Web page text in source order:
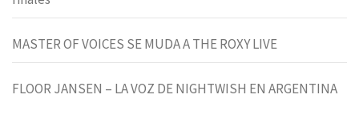
MASTER OF VOICES SE MUDA A THE ROXY LIVE
FLOOR JANSEN – LA VOZ DE NIGHTWISH EN ARGENTINA